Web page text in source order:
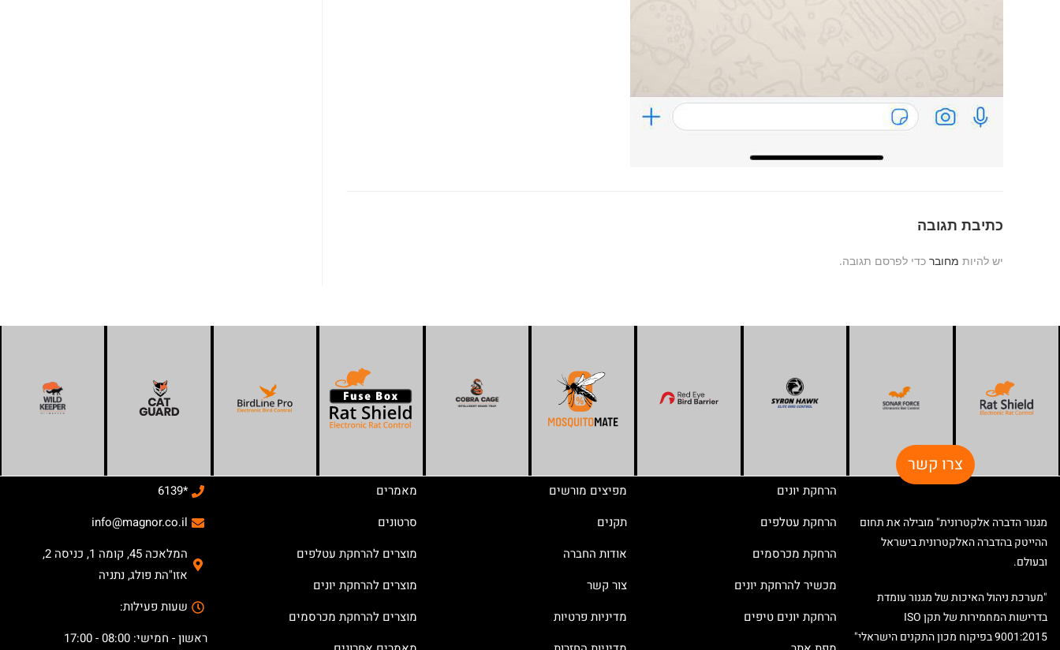
כתיבת תגובה
יש להיות מחובר כדי לפרסם תגובה.
צרו קשר
מגנור הדברה אלקטרונית" מובילה את תחום
ההייטק בהדברה האלקטרונית בישראל
ובעולם.
"מערכת ניהול האיכות של מגנור עומדת
בדרישות המחמירות של תקן ISO
9001:2015 בפיקוח מכון התקנים הישראלי"
הרחקת יונים
הרחקת עטלפים
הרחקת מכרסמים
מכשיר להרחקת יונים
הרחקת יונים טיפים
מפיצים מורשים
תקנים
אודות החברה
צור קשר
מדיניות פרטיות
מאמרים
סרטונים
מוצרים להרחקת עטלפים
מוצרים להרחקת יונים
מוצרים להרחקת מכרסמים
*6139
info@magnor.co.il
המלאכה 45, קומה 1, כניסה 2,
אזו"הת פולג, נתניה
שעות פעילות:
ראשון - חמישי: 08:00 - 17:00